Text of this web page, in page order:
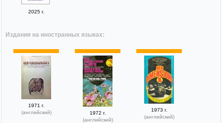
2025 г.
Издания на иностранных языках:
1971 г.
(английский)
1972 г.
(английский)
1973 г.
(английский)